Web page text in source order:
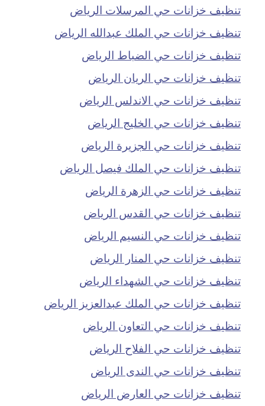
تنظيف خزانات حي المرسلات الرياض
تنظيف خزانات حي الملك عبدالله الرياض
تنظيف خزانات حي الضباط الرياض
تنظيف خزانات حي الريان الرياض
تنظيف خزانات حي الاندلس الرياض
تنظيف خزانات حي الخليج الرياض
تنظيف خزانات حي الجزيرة الرياض
تنظيف خزانات حي الملك فيصل الرياض
تنظيف خزانات حي الزهرة الرياض
تنظيف خزانات حي القدس الرياض
تنظيف خزانات حي النسيم الرياض
تنظيف خزانات حي المنار الرياض
تنظيف خزانات حي الشهداء الرياض
تنظيف خزانات حي الملك عبدالعزيز الرياض
تنظيف خزانات حي التعاون الرياض
تنظيف خزانات حي الفلاح الرياض
تنظيف خزانات حي الندى الرياض
تنظيف خزانات حي العارض الرياض